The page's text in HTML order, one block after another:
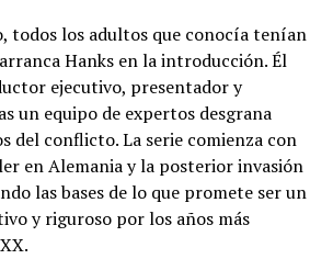
todos los adultos que conocía tenían
Hanks en la introducción. Él
ejecutivo, presentador y
un equipo de expertos desgrana
del conflicto. La serie comienza con
en Alemania y la posterior invasión
las bases de lo que promete ser un
y riguroso por los años más